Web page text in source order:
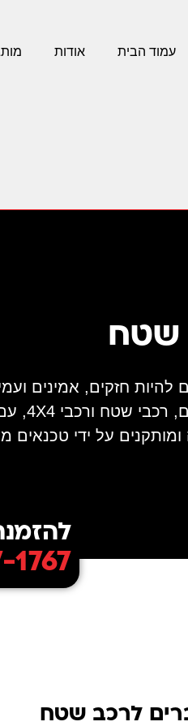
עמוד הבית אודות
שטח
להיות חזקים, אמינים
על ידי טכנאים
1767
לרכב שטח